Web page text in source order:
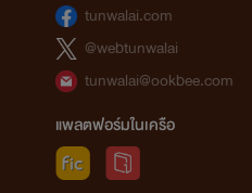
tunwalai.com
@webtunwalai
tunwalai@ookbee.com
แพลตฟอร์มในเครือ